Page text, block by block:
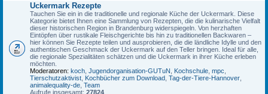
Uckermark Rezepte
Tauchen Sie ein in die traditionelle und regionale Küche der Uckermark. Diese
Kategorie bietet Ihnen eine Sammlung von Rezepten, die die kulinarische Vielfalt
dieser historischen Region in Brandenburg widerspiegeln. Von herzhaften
Eintöpfen über rustikale Fleischgerichte bis hin zu traditionellen Backwaren –
hier können Sie Rezepte teilen und ausprobieren, die die ländliche Idylle und den
authentischen Geschmack der Uckermark auf den Teller bringen. Ideal für alle,
die regionale Spezialitäten schätzen und die Uckermark in ihrer Küche erleben
möchten.
Moderatoren: koch Jugendorganisation-GUTuN Kochschule mpc
Tierschutzaktivist Kochbücher zum Download Tag-der-Tiere-Hannover
animalequality-de Team
Aufrufe insgesamt: 27824